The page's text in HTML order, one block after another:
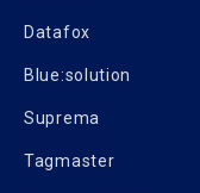
Datafox
Blue:solution
Suprema
Tagmaster